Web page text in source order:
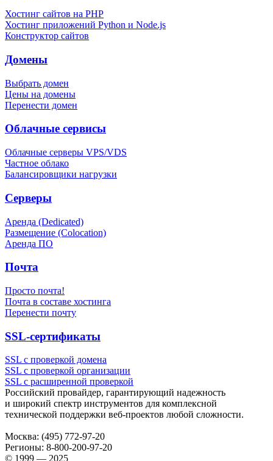
Хостинг сайтов на PHP
Хостинг приложений Python и Node.js
Конструктор сайтов
Домены
Выбрать домен
Цены на домены
Перенести домен
Облачные сервисы
Облачные серверы VPS/VDS
Частное облако
Балансировщики нагрузки
Серверы
Аренда (Dedicated)
Размещение (Colocation)
Аренда ПО
Почта
Просто почта!
Почта в составе хостинга
Перенести почту
SSL-сертификаты
SSL с проверкой домена
SSL с проверкой организации
SSL с расширенной проверкой
Российский провайдер, гарантирующий надежность
и широкий спектр инструментов для комплексной
технической поддержки веб-проектов любой сложности.
Москва: (495) 772-97-20
Регионы: 8-800-200-97-20
© 1999 — 2025